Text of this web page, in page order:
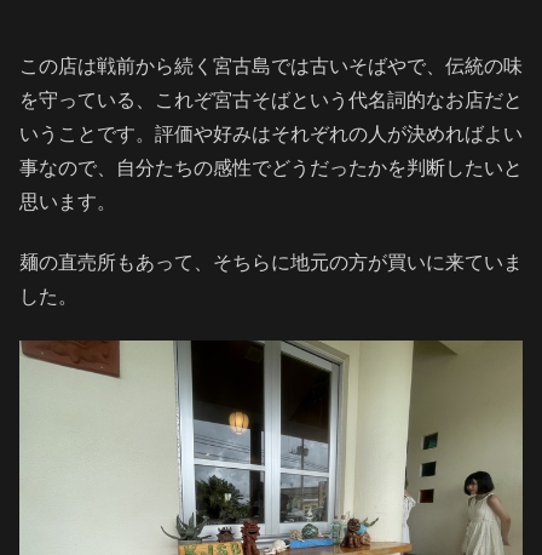
この店は戦前から続く宮古島では古いそばやで、伝統の味
を守っている、これぞ宮古そばという代名詞的なお店だと
いうことです。評価や好みはそれぞれの人が決めればよい
事なので、自分たちの感性でどうだったかを判断したいと
思います。
麺の直売所もあって、そちらに地元の方が買いに来ていま
した。